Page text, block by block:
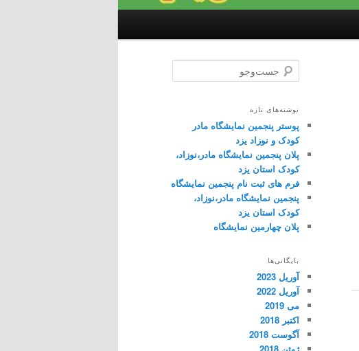
س
و
و
نوشته‌های تازه
پوستر پنجمین نمایشگاه مادر
کودک و نوزاد یزد
پلان پنجمین نمایشگاه مادر،نوزاد،
کودک استان یزد
فرم های ثبت نام پنجمین نمایشگاه
پنجمین نمایشگاه مادر،نوزاد،
کودک استان یزد
پلان چهارمین نمایشگاه
بایگانی‌ها
آوریل 2023
آوریل 2022
می 2019
اکتبر 2018
آگوست 2018